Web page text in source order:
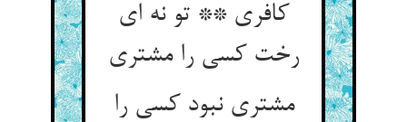
کافری ** تو نه ای
رخت کسی را مشتری‏
مشتری نبود کسی را